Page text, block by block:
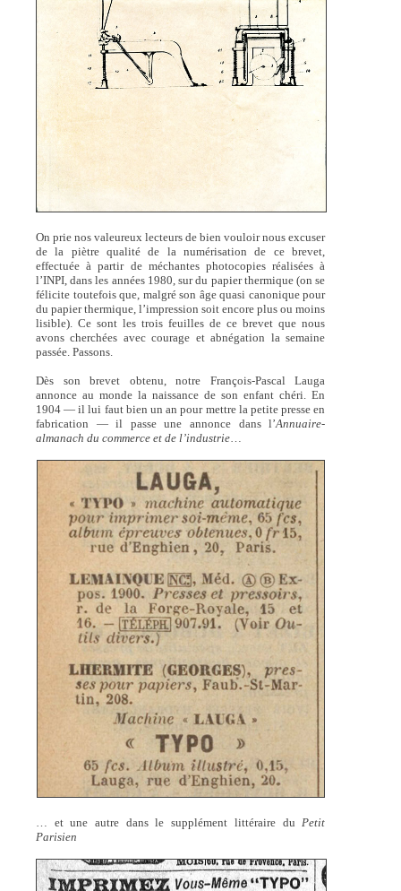
On prie nos valeureux lecteurs de bien vouloir nous excuser
de la piètre qualité de la numérisation de ce brevet,
effectuée à partir de méchantes photocopies réalisées à
l’INPI, dans les années 1980, sur du papier thermique (on se
félicite toutefois que, malgré son âge quasi canonique pour
du papier thermique, l’impression soit encore plus ou moins
lisible). Ce sont les trois feuilles de ce brevet que nous
avons cherchées avec courage et abnégation la semaine
passée. Passons.
Dès son brevet obtenu, notre François-Pascal Lauga
annonce au monde la naissance de son enfant chéri. En
1904 — il lui faut bien un an pour mettre la petite presse en
fabrication — il passe une annonce dans l’Annuaire-
almanach du commerce et de l’industrie…
… et une autre dans le supplément littéraire duPetit
Parisien